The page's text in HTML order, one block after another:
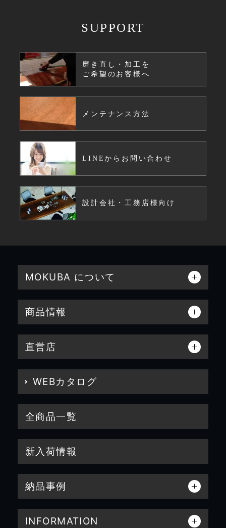
SUPPORT
磨き直し・加工を
ご希望のお客様へ
メンテナンス方法
LINEからお問い合わせ
設計会社・工務店様向け
MOKUBA について
商品情報
直営店
WEBカタログ
全商品一覧
新入荷情報
納品事例
INFORMATION